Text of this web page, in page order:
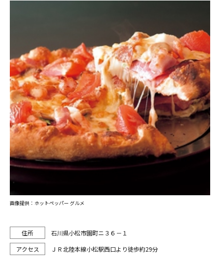
石川県小松市園町ニ３６－１
ＪＲ北陸本線小松駅西口より徒歩約29分
画像提供：ホットペッパー グルメ